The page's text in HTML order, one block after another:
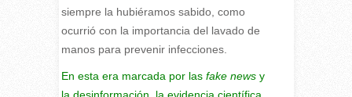
siempre la hubiéramos sabido, como
ocurrió con la importancia del lavado de
manos para prevenir infecciones.
En esta era marcada por las fake newsy